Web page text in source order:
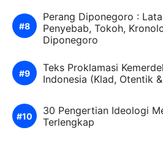
Perang Diponegoro :
Penyebab, Tokoh,
Diponegoro
Teks Proklamasi
Indonesia (Klad, Otentik
30 Pengertian Ideologi
Terlengkap